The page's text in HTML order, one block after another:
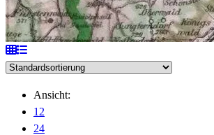
Ansicht:
12
24